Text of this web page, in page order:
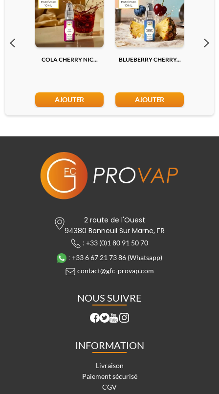
COLA CHERRY NIC...
AJOUTER
BLUEBERRY CHERRY...
AJOUTER
2 route de l'Ouest
94380 Bonneuil Sur Marne,FR
: +33 (0)1 80 91 50 70
: +33 6 67 21 73 86 (Whatsapp)
contact@gfc-provap.com
NOUS SUIVRE
INFORMATION
Livraison
Paiement sécurisé
CGV